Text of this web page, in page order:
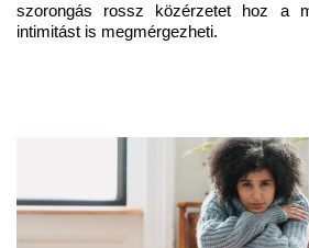
szorongás rossz közérzetet hoz a
intimitást is megmérgezheti.